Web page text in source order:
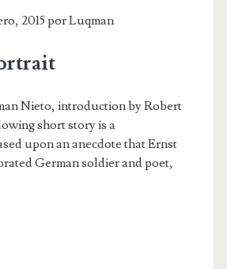
2015 porLuqman
Nieto, introduction by Robert
short story is a
upon an anecdote that Ernst
German soldier and poet,